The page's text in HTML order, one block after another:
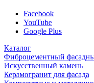
Facebook
YouTube
Google Plus
Каталог
Фиброцементный
Искусственный камень
Керамогранит для фасада